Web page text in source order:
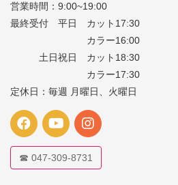
営業時間：9:00~19:00
最終受付 平日 カット17:30
カラー16:00
土日祝日 カット18:30
カラー17:30
定休日：毎週 月曜日、火曜日
☎ 047-309-8731